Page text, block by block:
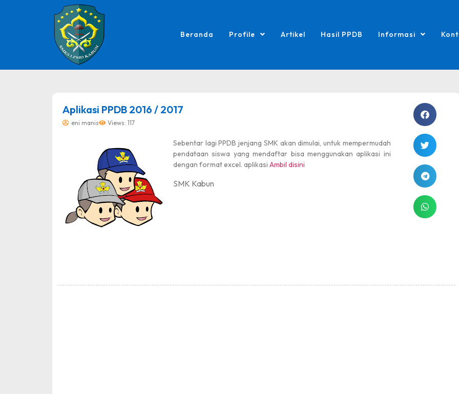
Beranda Profile Artikel Hasil PPDB Informasi
Aplikasi PPDB 2016 / 2017
eni manis Views: 117
Sebentar lagi PPDB jenjang SMK akan dimulai, untuk mempermudah
pendataan siswa yang mendaftar bisa menggunakan aplikasi ini
dengan format excel. aplikasi Ambil disini
SMK Kabun